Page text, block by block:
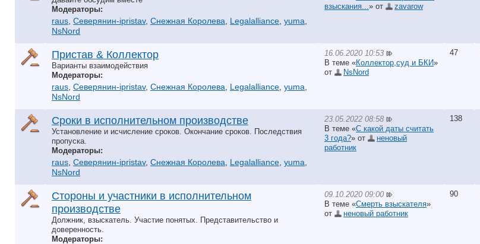
Модераторы:
raus Северянин-ipristav, Снежная Королева Legalalliance yuma
NsNord
взыскания... » от zavarow
Пристав & Коллектор
Варианты взаимодействия
Модераторы:
raus Северянин-ipristav, Снежная Королева Legalalliance yuma
NsNord
16.06.2020 10:53
В теме «Коллектор,суд и БКИ»
от
NsNord
47
Сроки в исполнительном производстве
Установление и исчисление сроков. Окончание сроков. Последствия
пропуска.
Модераторы:
raus Северянин-ipristav, Снежная Королева Legalalliance yuma
NsNord
23.05.2022 08:58
В теме «С какой даты считать
3 года?» от
неновый
работник
138
Стороны и участники в исполнительном
производстве
Должник, взыскатель. Участие понятых. Представительство и
доверенность.
Модераторы:
09.10.2020 09:00
В теме «Смерть взыскателя»
от
неновый работник
90